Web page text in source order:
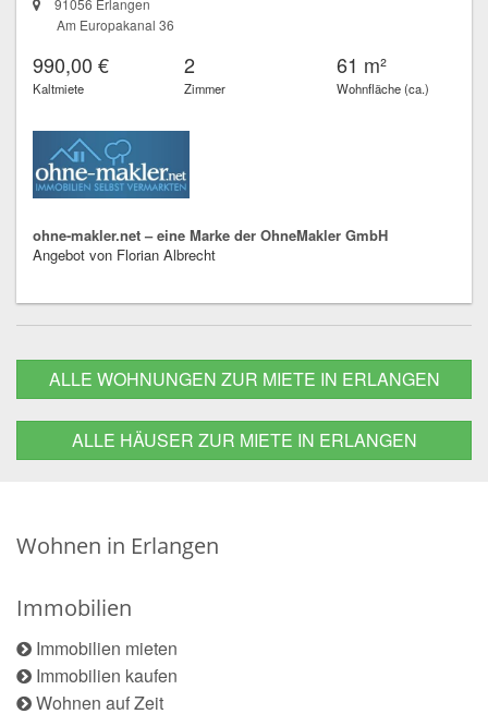
91056 Erlangen
Am Europakanal 36
990,00 €
Kaltmiete
2
Zimmer
61 m²
Wohnfläche (ca.)
ohne-makler.net – eine Marke der OhneMakler GmbH
Angebot von Florian Albrecht
ALLE WOHNUNGEN ZUR MIETE IN ERLANGEN
ALLE HÄUSER ZUR MIETE IN ERLANGEN
Wohnen in Erlangen
Immobilien
Immobilien mieten
Immobilien kaufen
Wohnen auf Zeit